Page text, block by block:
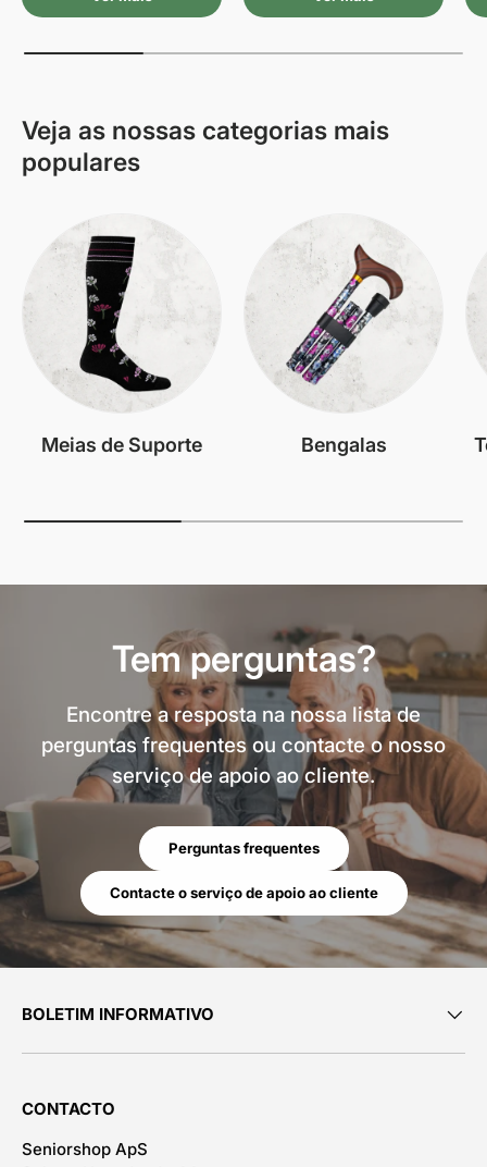
Veja as nossas categorias mais
populares
Meias de Suporte Bengalas
Tem perguntas?
Encontre a resposta na nossa lista de
perguntas frequentes ou contacte o nosso
serviço de apoio ao cliente.
Perguntas frequentes
Contacte o serviço de apoio ao cliente
BOLETIM INFORMATIVO
CONTACTO
Seniorshop ApS